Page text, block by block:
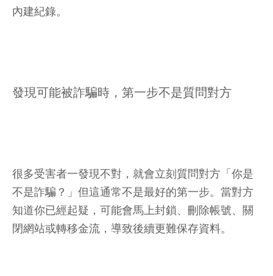
內建紀錄。
發現可能被詐騙時，第一步不是質問對方
很多受害者一發現不對，就會立刻質問對方「你是
不是詐騙？」但這通常不是最好的第一步。當對方
知道你已經起疑，可能會馬上封鎖、刪除帳號、關
閉網站或轉移金流，導致後續更難保存資料。